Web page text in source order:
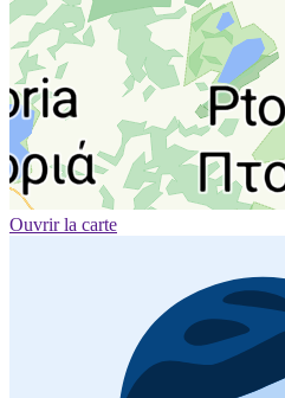
Ouvrir la carte